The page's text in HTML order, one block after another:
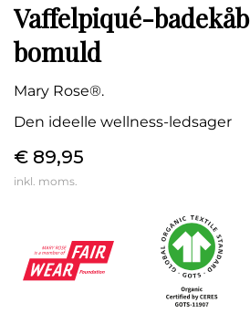
Vaffelpiqué-
bomuld
Mary Rose®.
Den ideelle wellness-ledsager
€ 89,95
inkl. moms.